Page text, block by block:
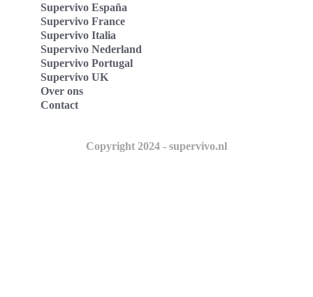
Supervivo España
Supervivo France
Supervivo Italia
Supervivo Nederland
Supervivo Portugal
Supervivo UK
Over ons
Contact
Copyright 2024 - supervivo.nl